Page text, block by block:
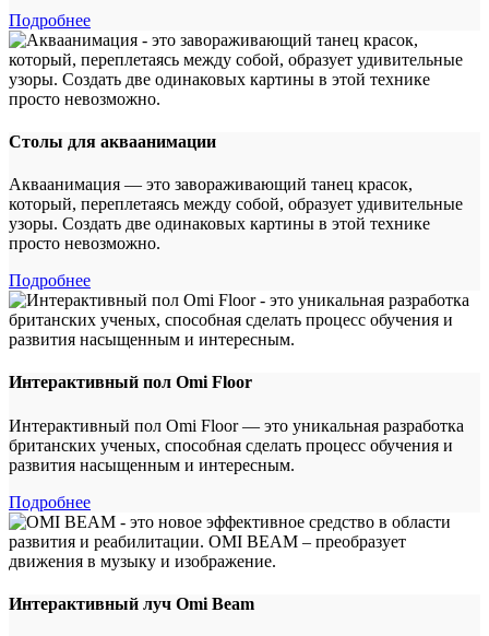
Подробнее
Столы для акваанимации
Акваанимация — это завораживающий танец красок,
который, переплетаясь между собой, образует удивительные
узоры. Создать две одинаковых картины в этой технике
просто невозможно.
Подробнее
Интерактивный пол Omi Floor
Интерактивный пол Omi Floor — это уникальная разработка
британских ученых, способная сделать процесс обучения и
развития насыщенным и интересным.
Подробнее
Интерактивный луч Omi Beam